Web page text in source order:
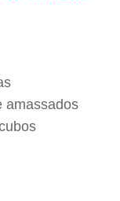
amassados